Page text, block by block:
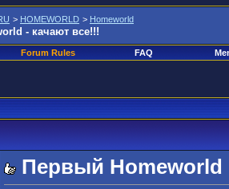
> HOMEWORLD > Homeworld
- качают все!!!
Forum Rules FAQ
Первый Homeworld